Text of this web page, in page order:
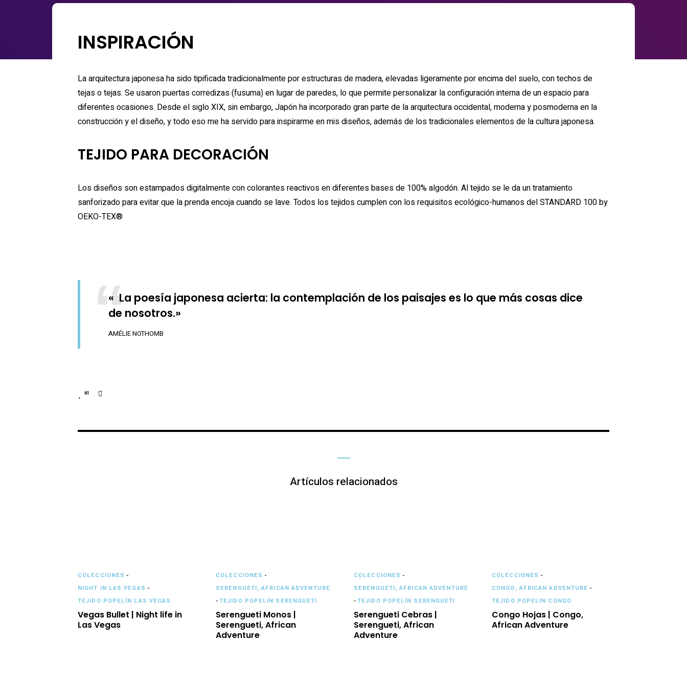
INSPIRACIÓN
La arquitectura japonesa ha sido tipificada tradicionalmente por estructuras de madera, elevadas ligeramente por encima del suelo, con techos de
tejas o tejas. Se usaron puertas corredizas (fusuma) en lugar de paredes, lo que permite personalizar la configuración interna de un espacio para
diferentes ocasiones. Desde el siglo XIX, sin embargo, Japón ha incorporado gran parte de la arquitectura occidental, moderna y posmoderna en la
construcción y el diseño, y todo eso me ha servido para inspirarme en mis diseños, además de los tradicionales elementos de la cultura japonesa.
TEJIDO PARA DECORACIÓN
Los diseños son estampados digitalmente con colorantes reactivos en diferentes bases de 100% algodón. Al tejido se le da un tratamiento
sanforizado para evitar que la prenda encoja cuando se lave. Todos los tejidos cumplen con los requisitos ecológico-humanos del STANDARD 100 by
OEKO-TEX®
« La poesía japonesa acierta: la contemplación de los paisajes es lo que más cosas dice
de nosotros.»
AMÉLIE NOTHOMB
61
Artículos relacionados
COLECCIONES -
NIGHT IN LAS VEGAS -
TEJIDO POPELÍN LAS VEGAS
Vegas Bullet | Night life in
Las Vegas
COLECCIONES -
SERENGUETI, AFRICAN ADVENTURE
-TEJIDO POPELÍN SERENGUETI
Serengueti Monos |
Serengueti, African
Adventure
COLECCIONES -
SERENGUETI, AFRICAN ADVENTURE
-TEJIDO POPELÍN SERENGUETI
Serengueti Cebras |
Serengueti, African
Adventure
COLECCIONES -
CONGO, AFRICAN ADVENTURE -
TEJIDO POPELÍN CONGO
Congo Hojas | Congo,
African Adventure